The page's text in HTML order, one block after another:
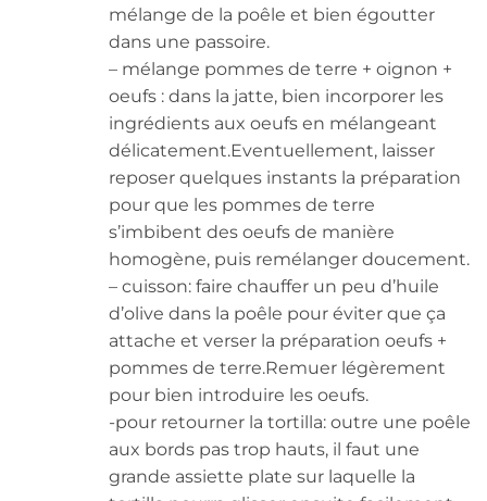
mélange de la poêle et bien égoutter
dans une passoire.
– mélange pommes de terre + oignon +
oeufs : dans la jatte, bien incorporer les
ingrédients aux oeufs en mélangeant
délicatement.Eventuellement, laisser
reposer quelques instants la préparation
pour que les pommes de terre
s’imbibent des oeufs de manière
homogène, puis remélanger doucement.
– cuisson: faire chauffer un peu d’huile
d’olive dans la poêle pour éviter que ça
attache et verser la préparation oeufs +
pommes de terre.Remuer légèrement
pour bien introduire les oeufs.
-pour retourner la tortilla: outre une poêle
aux bords pas trop hauts, il faut une
grande assiette plate sur laquelle la